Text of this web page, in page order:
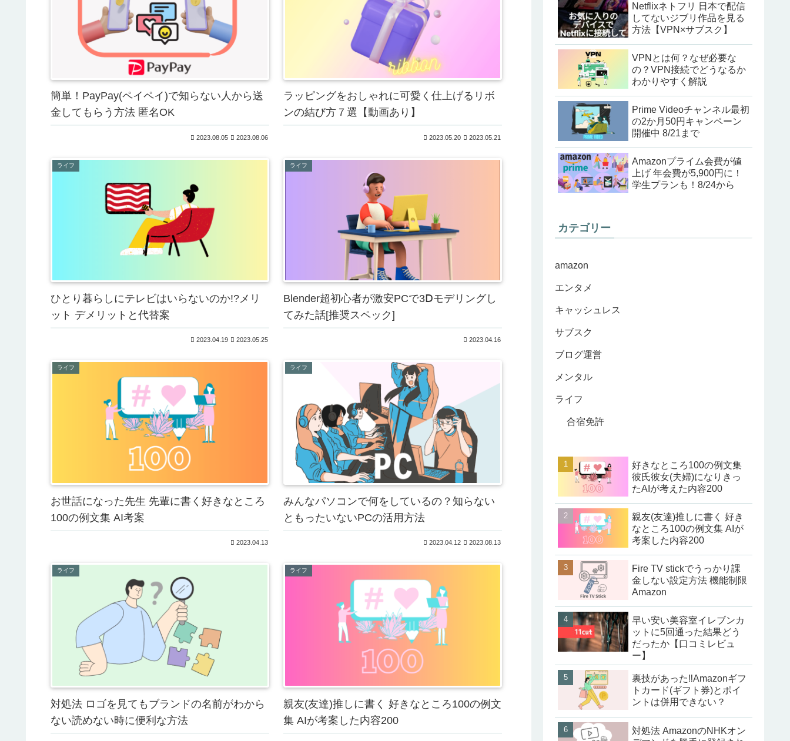
簡単！PayPay(ペイペイ)で知らない人から送
金してもらう方法 匿名OK
2023.08.05 2023.08.06
ラッピングをおしゃれに可愛く仕上げるリボ
ンの結び方７選【動画あり】
2023.05.20 2023.05.21
ライフ
ひとり暮らしにテレビはいらないのか!?メリ
ット デメリットと代替案
2023.04.19 2023.05.25
ライフ
Blender超初心者が激安PCで3Ⅾモデリングし
てみた話[推奨スペック]
2023.04.16
ライフ
お世話になった先生 先輩に書く好きなところ
100の例文集 AI考案
2023.04.13
ライフ
みんなパソコンで何をしているの？知らない
ともったいないPCの活用方法
2023.04.12 2023.08.13
ライフ
対処法 ロゴを見てもブランドの名前がわから
ない読めない時に便利な方法
ライフ
親友(友達)推しに書く 好きなところ100の例文
集 AIが考案した内容200
Netflixネトフリ 日本で配信
してないジブリ作品を見る
方法【VPN×サブスク】
VPNとは何？なぜ必要な
の？VPN接続でどうなるか
わかりやすく解説
Prime Videoチャンネル最初
の2か月50円キャンペーン
開催中 8/21まで
Amazonプライム会費が値
上げ 年会費が5,900円に！
学生プランも！8/24から
カテゴリー
amazon
エンタメ
キャッシュレス
サブスク
ブログ運営
メンタル
ライフ
合宿免許
好きなところ100の例文集
彼氏彼女(夫婦)になりきっ
たAIが考えた内容200
親友(友達)推しに書く 好き
なところ100の例文集 AIが
考案した内容200
Fire TV stickでうっかり課
金しない設定方法 機能制限
Amazon
早い安い美容室イレブンカ
ットに5回通った結果どう
だったか【口コミレビュ
ー】
裏技があった‼Amazonギフ
トカード(ギフト券)とポイ
ントは併用できない？
対処法 AmazonのNHKオン